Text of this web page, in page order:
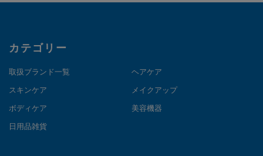
カテゴリー
取扱ブランド一覧 ヘアケア
スキンケア メイクアップ
ボディケア 美容機器
日用品雑貨